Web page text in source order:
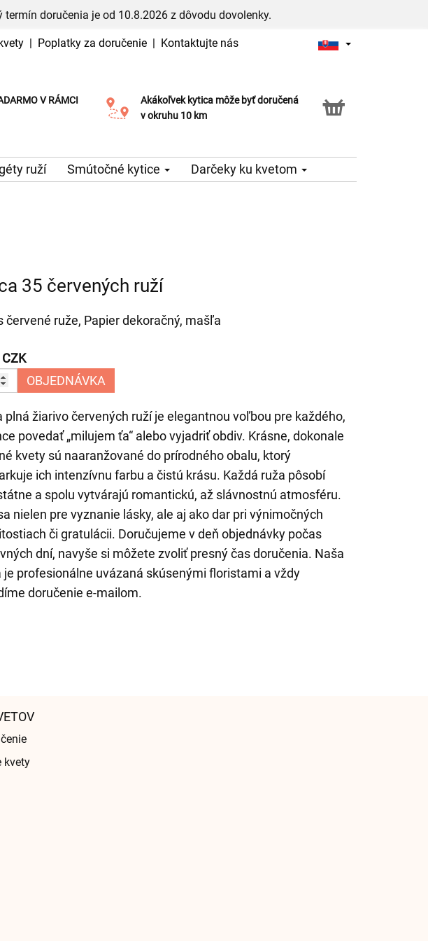
doručenia je od 10.8.2026 z dôvodu dovolenky.
| Poplatky za doručenie | Kontaktujte nás
V RÁMCI
Akákoľvek kytica môže byť doručená
v okruhu 10 km
Služba Click & Collect
ruží Smútočné kytice Darčeky ku kvetom
35 červených ruží
červené ruže, Papier dekoračný, mašľa
OBJEDNÁVKA
plná žiarivo červených ruží je elegantnou voľbou pre každého,
povedať „milujem ťa“ alebo vyjadriť obdiv. Krásne, dokonale
kvety sú naaranžované do prírodného obalu, ktorý
ich intenzívnu farbu a čistú krásu. Každá ruža pôsobí
a spolu vytvárajú romantickú, až slávnostnú atmosféru.
nielen pre vyznanie lásky, ale aj ako dar pri výnimočných
či gratulácii. Doručujeme v deň objednávky počas
dní, navyše si môžete zvoliť presný čas doručenia. Naša
je profesionálne uvázaná skúsenými floristami a vždy
doručenie e-mailom.
kvety